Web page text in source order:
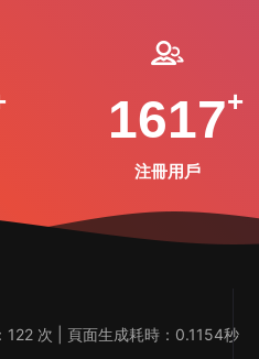
1617
注冊用戶
122 次 | 頁面生成耗時：0.1154秒